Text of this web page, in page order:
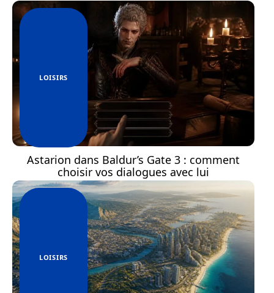
LOISIRS
Astarion dans Baldur’s Gate 3 : comment
choisir vos dialogues avec lui
LOISIRS